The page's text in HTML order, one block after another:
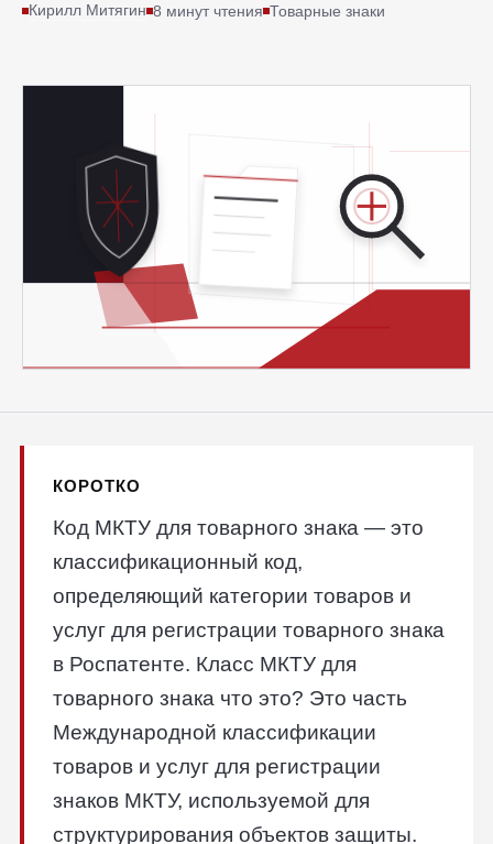
ключевой этап, влияющий на защиту бренда. Эта
Кирилл Митягин 8 минут чтения Товарные знаки
КОРОТКО
Код МКТУ для товарного знака — это
классификационный код,
определяющий категории товаров и
услуг для регистрации товарного знака
в Роспатенте. Класс МКТУ для
товарного знака что это? Это часть
Международной классификации
товаров и услуг для регистрации
знаков МКТУ, используемой для
структурирования объектов защиты.